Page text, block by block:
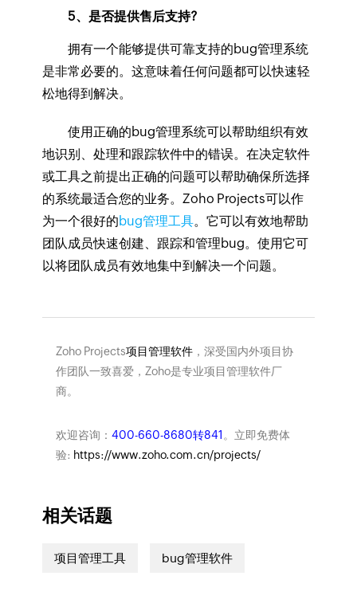
5、是否提供售后支持?
拥有一个能够提供可靠支持的bug管理系统
是非常必要的。这意味着任何问题都可以快速轻
松地得到解决。
使用正确的bug管理系统可以帮助组织有效
地识别、处理和跟踪软件中的错误。在决定软件
或工具之前提出正确的问题可以帮助确保所选择
的系统最适合您的业务。Zoho Projects可以作
为一个很好的bug管理工具。它可以有效地帮助
团队成员快速创建、跟踪和管理bug。使用它可
以将团队成员有效地集中到解决一个问题。
Zoho Projects项目管理软件，深受国内外项目协
作团队一致喜爱，Zoho是专业项目管理软件厂
商。
欢迎咨询： 400-660-8680转841 。立即免费体
验: https://www.zoho.com.cn/projects/
相关话题
项目管理工具 bug管理软件